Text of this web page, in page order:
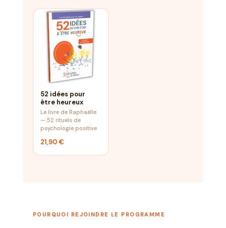
52 idées pour
être heureux
Le livre de Raphaëlle
— 52 rituels de
psychologie positive
21,90 €
POURQUOI REJOINDRE LE PROGRAMME